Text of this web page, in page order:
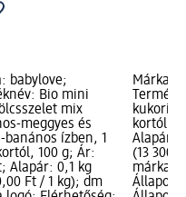
babylove;
Bio mini
mix
meggyes és
banános ízben, 1
100 g; Ár:
Alapár: 0,1 kg
Ft / 1 kg); dm
Márka:
kortól,
Alapár:
(13
márka
Állapot